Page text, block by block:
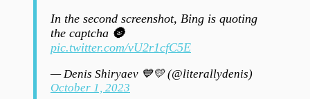
In the second screenshot, Bing is quoting
the captcha 🌚
pic.twitter.com/vU2r1cfC5E
— Denis Shiryaev 💙💛 (@literallydenis)
October 1, 2023